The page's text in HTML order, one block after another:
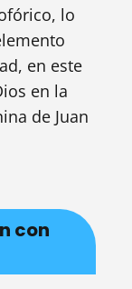
lo
en este
en la
de Juan
con